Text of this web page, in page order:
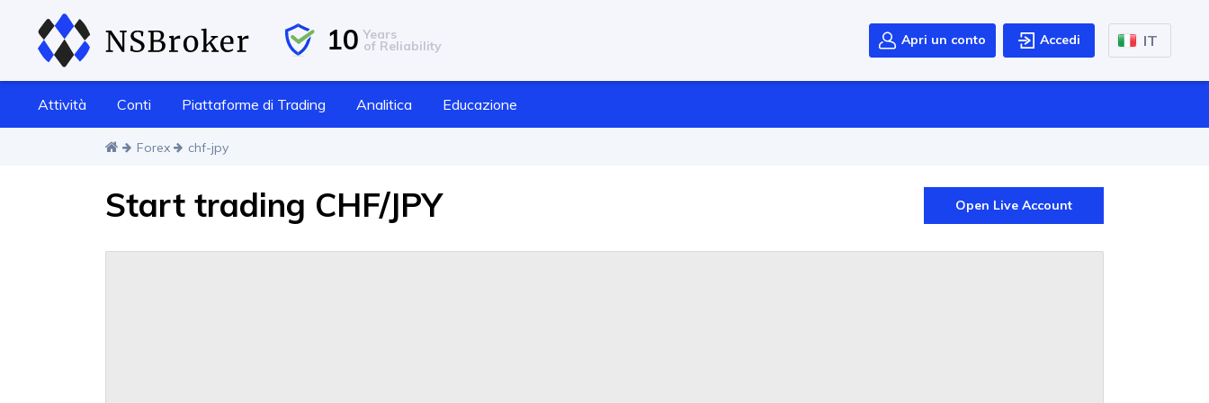
10 Years
of Reliability Apri un conto Accedi IT
Attività Conti Piattaforme di Trading Analitica Educazione
Forex chf-jpy
Start trading CHF/JPY Open Live Account